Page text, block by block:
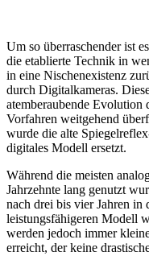
Um so überraschender ist
die etablierte Technik in
in eine Nischenexistenz
durch Digitalkameras.
atemberaubende Evolution
Vorfahren weitgehend
wurde die alte
digitales Modell ersetzt.
Während die meisten
Jahrzehnte lang genutzt
nach drei bis vier Jahren in
leistungsfähigeren Modell
werden jedoch immer
erreicht, der keine